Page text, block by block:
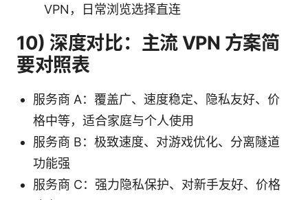
VPN，日常浏览选择直连
10) 深度对比：主流 VPN 方案简
要对照表
服务商 A：覆盖广、速度稳定、隐私友好、价
格中等，适合家庭与个人使用
服务商 B：极致速度、对游戏优化、分离隧道
功能强
服务商 C：强力隐私保护、对新手友好、价格